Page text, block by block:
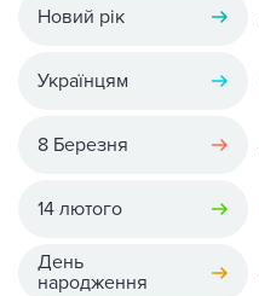
Новий рік
Українцям
8 Березня
14 лютого
День
народження